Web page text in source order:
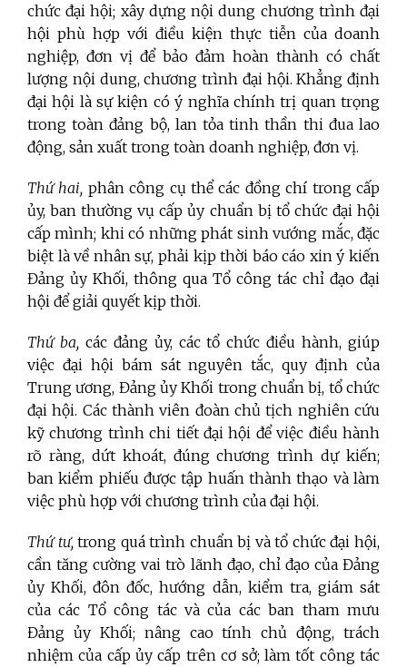
chức đại hội; xây dựng nội dung chương trình đại
hội phù hợp với điều kiện thực tiễn của doanh
nghiệp, đơn vị để bảo đảm hoàn thành có chất
lượng nội dung, chương trình đại hội. Khẳng định
đại hội là sự kiện có ý nghĩa chính trị quan trọng
trong toàn đảng bộ, lan tỏa tinh thần thi đua lao
động, sản xuất trong toàn doanh nghiệp, đơn vị.
Thứ hai, phân công cụ thể các đồng chí trong cấp
ủy, ban thường vụ cấp ủy chuẩn bị tổ chức đại hội
cấp mình; khi có những phát sinh vướng mắc, đặc
biệt là về nhân sự, phải kịp thời báo cáo xin ý kiến
Đảng ủy Khối, thông qua Tổ công tác chỉ đạo đại
hội để giải quyết kịp thời.
Thứ ba, các đảng ủy, các tổ chức điều hành, giúp
việc đại hội bám sát nguyên tắc, quy định của
Trung ương, Đảng ủy Khối trong chuẩn bị, tổ chức
đại hội. Các thành viên đoàn chủ tịch nghiên cứu
kỹ chương trình chi tiết đại hội để việc điều hành
rõ ràng, dứt khoát, đúng chương trình dự kiến;
ban kiểm phiếu được tập huấn thành thạo và làm
việc phù hợp với chương trình của đại hội.
Thứ tư, trong quá trình chuẩn bị và tổ chức đại hội,
cần tăng cường vai trò lãnh đạo, chỉ đạo của Đảng
ủy Khối, đôn đốc, hướng dẫn, kiểm tra, giám sát
của các Tổ công tác và của các ban tham mưu
Đảng ủy Khối; nâng cao tính chủ động, trách
nhiệm của cấp ủy cấp trên cơ sở; làm tốt công tác